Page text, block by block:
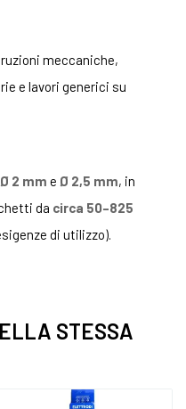
meccaniche,
e lavori generici su
Ø 2 mm e Ø 2,5 mm, in
da circa 50–825
di utilizzo).
STESSA